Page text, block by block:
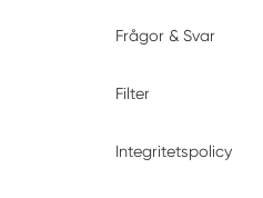
Frågor & Svar
Filter
Integritetspolicy